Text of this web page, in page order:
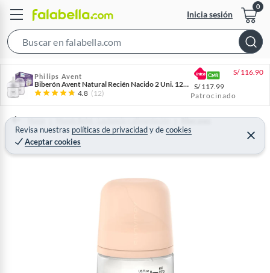
Inicia sesión
h
B
Philips Avent
Biberón Avent Natural Recién Nacido 2 Uni. 125 Ml Anticólicos Sin Bpa
4.8 (12)
S/116.90
S/117.99
Patrocinado
Revisa nuestras políticas de privacidadydecookies
Aceptar cookies
C
e
r
Home Mundo Bebé - Lactancia y alimentación Biberones